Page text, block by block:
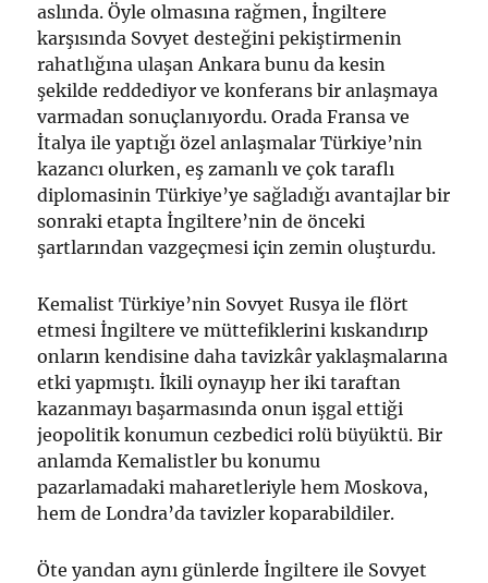
aslında. Öyle olmasına rağmen, İngiltere
karşısında Sovyet desteğini pekiştirmenin
rahatlığına ulaşan Ankara bunu da kesin
şekilde reddediyor ve konferans bir anlaşmaya
varmadan sonuçlanıyordu. Orada Fransa ve
İtalya ile yaptığı özel anlaşmalar Türkiye’nin
kazancı olurken, eş zamanlı ve çok taraflı
diplomasinin Türkiye’ye sağladığı avantajlar bir
sonraki etapta İngiltere’nin de önceki
şartlarından vazgeçmesi için zemin oluşturdu.
Kemalist Türkiye’nin Sovyet Rusya ile flört
etmesi İngiltere ve müttefiklerini kıskandırıp
onların kendisine daha tavizkâr yaklaşmalarına
etki yapmıştı. İkili oynayıp her iki taraftan
kazanmayı başarmasında onun işgal ettiği
jeopolitik konumun cezbedici rolü büyüktü. Bir
anlamda Kemalistler bu konumu
pazarlamadaki maharetleriyle hem Moskova,
hem de Londra’da tavizler koparabildiler.
Öte yandan aynı günlerde İngiltere ile Sovyet